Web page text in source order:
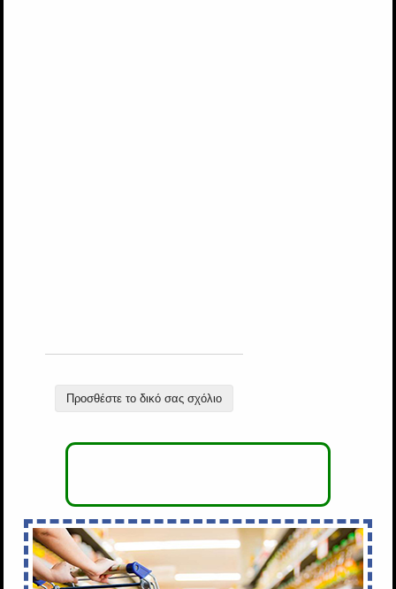
Προσθέστε το δικό σας σχόλιο